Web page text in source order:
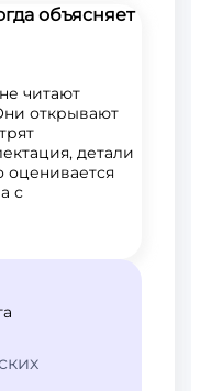
объясняет
читают
открывают
детали
оценивается
с